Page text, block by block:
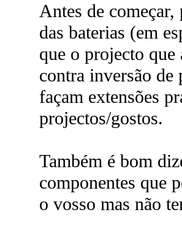
Antes de começar,
das baterias (em
que o projecto que
contra inversão
façam extensões
projectos/gostos.
Também é bom
componentes que
o vosso mas não